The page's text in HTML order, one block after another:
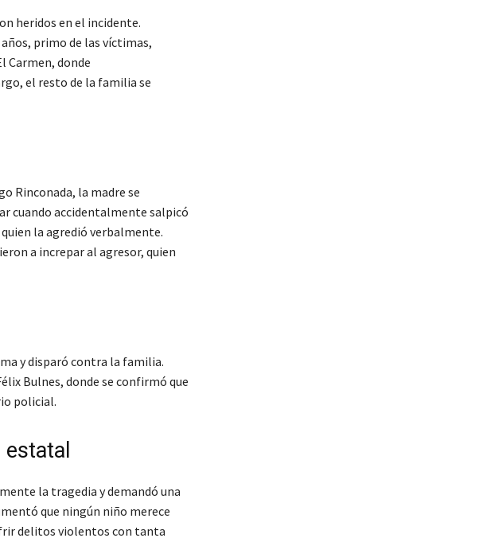
heridos en el incidente.
primo de las víctimas,
Carmen, donde
el resto de la familia se
Rinconada, la madre se
cuando accidentalmente salpicó
la agredió verbalmente.
a increpar al agresor, quien
y disparó contra la familia.
Bulnes, donde se confirmó que
policial.
la tragedia y demandó una
que ningún niño merece
delitos violentos con tanta